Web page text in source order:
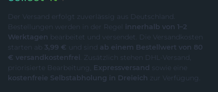
Der Versand erfolgt zuverlässig aus Deutschland.
Bestellungen werden in der Regel innerhalb von 1–2
Werktagen bearbeitet und versendet. Die Versandkosten
starten ab 3,99 € und sind ab einem Bestellwert von 80
€ versandkostenfrei. Zusätzlich stehen DHL-Versand,
priorisierte Bearbeitung, Expressversand sowie eine
kostenfreie Selbstabholung in Dreieich zur Verfügung.